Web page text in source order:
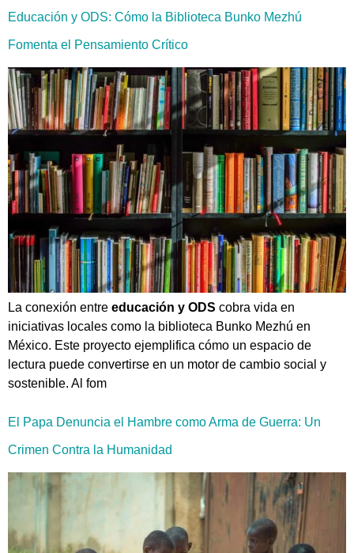
Educación y ODS: Cómo la Biblioteca Bunko Mezhú
Fomenta el Pensamiento Crítico
La conexión entre educación y ODS cobra vida en
iniciativas locales como la biblioteca Bunko Mezhú en
México. Este proyecto ejemplifica cómo un espacio de
lectura puede convertirse en un motor de cambio social y
sostenible. Al fom
El Papa Denuncia el Hambre como Arma de Guerra: Un
Crimen Contra la Humanidad